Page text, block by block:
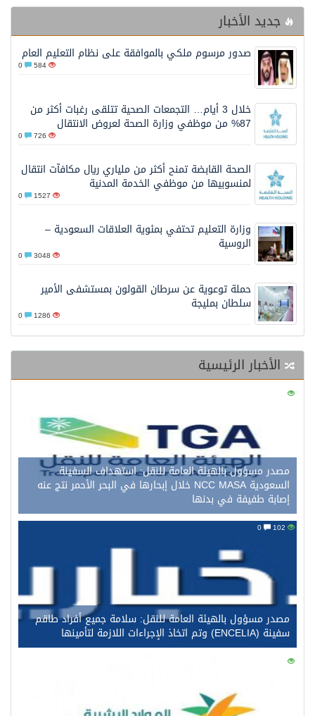
جديد الأخبار
صدور مرسوم ملكي بالموافقة على نظام التعليم العام
584
خلال 3 أيام… التجمعات الصحية تتلقى رغبات أكثر من
87% من موظفي وزارة الصحة لعروض الانتقال
726
الصحة القابضة تمنح أكثر من ملياري ريال مكافآت انتقال
لمنسوبيها من موظفي الخدمة المدنية
1527
وزارة التعليم تحتفي بمئوية العلاقات السعودية –
الروسية
3048
حملة توعوية عن سرطان القولون بمستشفى الأمير
سلطان بمليجة
1286
الأخبار الرئيسية
116
مصدر مسؤول بالهيئة العامة للنقل: استهداف السفينة
السعودية NCC MASA خلال إبحارها في البحر الأحمر نتج عنه
إصابة طفيفة في بدنها
مصدر مسؤول بالهيئة العامة للنقل: سلامة جميع أفراد طاقم
سفينة (ENCELIA) وتم اتخاذ الإجراءات اللازمة لتأمينها
87